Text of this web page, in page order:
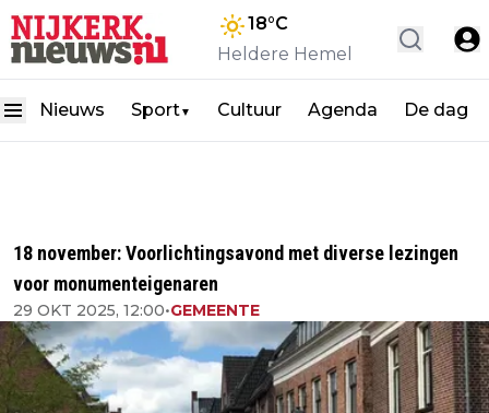
18°C
Heldere Hemel
Nieuws Sport▼ Cultuur Agenda De dag
18 november: Voorlichtingsavond met diverse lezingen
voor monumenteigenaren
29 OKT 2025, 12:00•GEMEENTE